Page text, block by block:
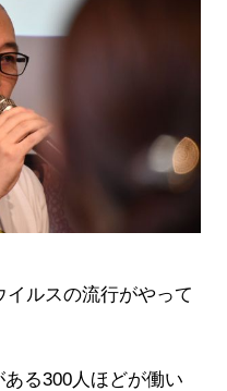
イルスの流行がやって
る300人ほどが働い